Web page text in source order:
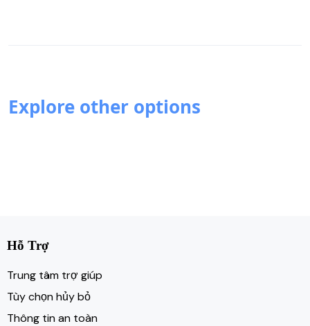
Explore other options
Hỗ Trợ
Trung tâm trợ giúp
Tùy chọn hủy bỏ
Thông tin an toàn